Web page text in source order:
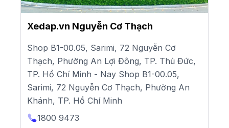
Xedap.vn Nguyễn Cơ Thạch
Shop B1-00.05, Sarimi, 72 Nguyễn Cơ
Thạch, Phường An Lợi Đông, TP. Thủ Đức,
TP. Hồ Chí Minh - Nay Shop B1-00.05,
Sarimi, 72 Nguyễn Cơ Thạch, Phường An
Khánh, TP. Hồ Chí Minh
1800 9473